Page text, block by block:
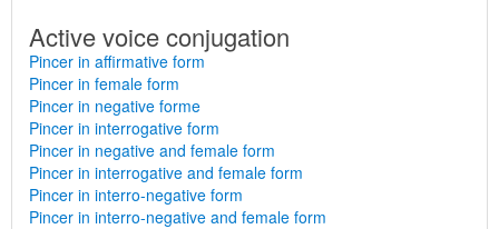
Active voice conjugation
Pincer in affirmative form
Pincer in female form
Pincer in negative forme
Pincer in interrogative form
Pincer in negative and female form
Pincer in interrogative and female form
Pincer in interro-negative form
Pincer in interro-negative and female form